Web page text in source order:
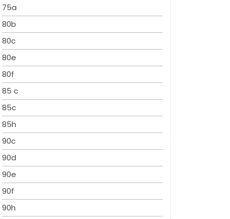
75a
80b
80c
80e
80f
85 c
85c
85h
90c
90d
90e
90f
90h